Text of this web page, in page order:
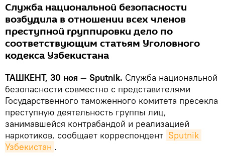
Служба национальной безопасности
возбудила в отношении всех членов
преступной группировки дело по
соответствующим статьям Уголовного
кодекса Узбекистана
ТАШКЕНТ, 30 ноя — Sputnik. Служба национальной
безопасности совместно с представителями
Государственного таможенного комитета пресекла
преступную деятельность группы лиц,
занимавшейся контрабандой и реализацией
наркотиков, сообщает корреспондент Sputnik
Узбекистан .